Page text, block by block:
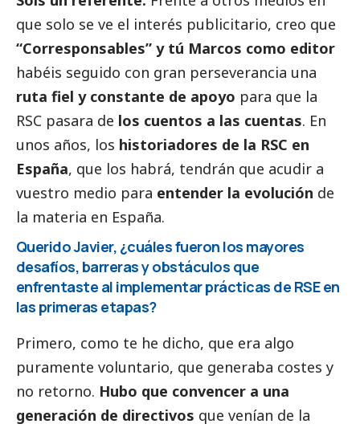
que solo se ve el interés publicitario, creo que
“Corresponsables” y tú Marcos como editor
habéis seguido con gran perseverancia una
ruta fiel y constante de apoyo para que la
RSC pasara de los cuentos a las cuentas. En
unos años, los historiadores de la RSC en
España, que los habrá, tendrán que acudir a
vuestro medio para entender la evolución de
la materia en España.
Querido Javier, ¿cuáles fueron los mayores
desafíos, barreras y obstáculos que
enfrentaste al implementar prácticas de RSE en
las primeras etapas?
Primero, como te he dicho, que era algo
puramente voluntario, que generaba costes y
no retorno. Hubo que convencer a una
generación de directivos que venían de la